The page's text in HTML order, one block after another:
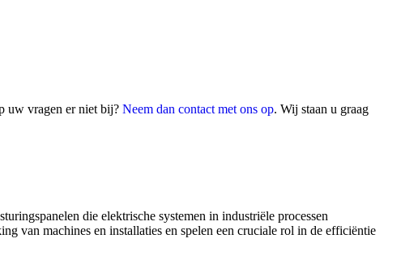
uw vragen er niet bij? Neem dan contact met ons op. Wij staan u graag
die elektrische systemen in industriële processen
van machines en installaties en spelen een cruciale rol in de efficiëntie